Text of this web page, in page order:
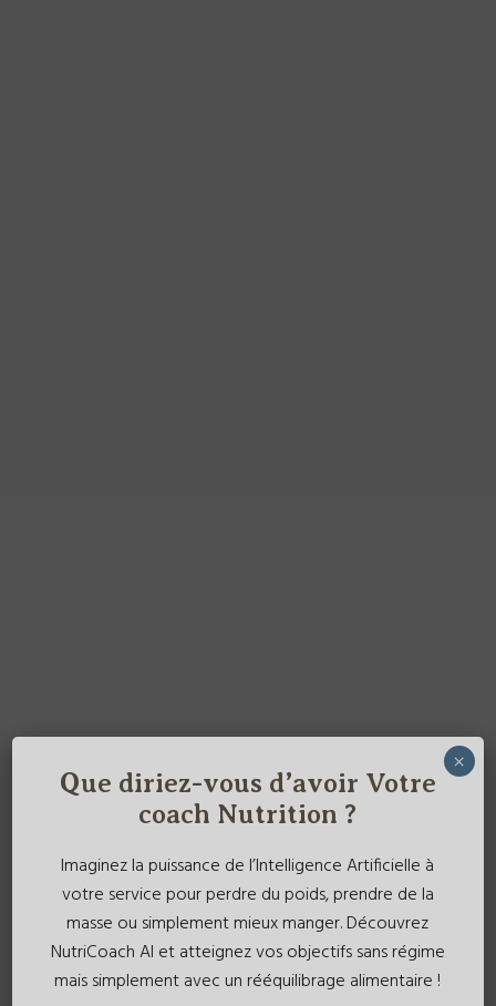
Que diriez-vous d’avoir Votre
coach Nutrition ?
Imaginez la puissance de l’Intelligence Artificielle à
votre service pour perdre du poids, prendre de la
masse ou simplement mieux manger. Découvrez
NutriCoach AI et atteignez vos objectifs sans régime
mais simplement avec un rééquilibrage alimentaire !
×